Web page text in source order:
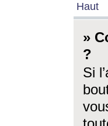
Haut
»
?
Si